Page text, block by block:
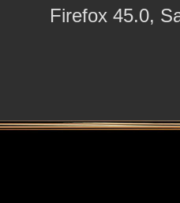
Firefox 45.0,